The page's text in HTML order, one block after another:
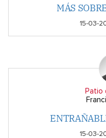
MÁS
15-03-
Patio
15-03-